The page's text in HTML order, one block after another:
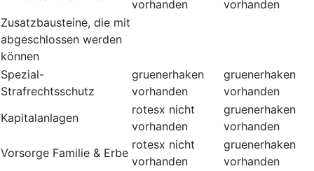
vorhanden
vorhanden
Zusatzbausteine, die mit
abgeschlossen werden
können
Spezial-
Strafrechtsschutz
gruenerhaken
vorhanden
gruenerhaken
vorhanden
Kapitalanlagen
rotesx nicht
vorhanden
gruenerhaken
vorhanden
Vorsorge Familie & Erbe
rotesx nicht
vorhanden
gruenerhaken
vorhanden